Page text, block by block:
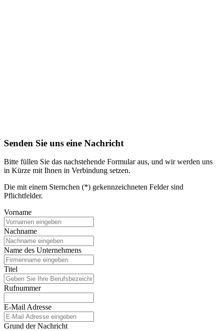
Senden Sie uns eine Nachricht
Bitte füllen Sie das nachstehende Formular aus, und wir werden uns
in Kürze mit Ihnen in Verbindung setzen.
Die mit einem Sternchen (*) gekennzeichneten Felder sind
Pflichtfelder.
Vorname
Nachname
Name des Unternehmens
Titel
Rufnummer
E-Mail Adresse
Grund der Nachricht